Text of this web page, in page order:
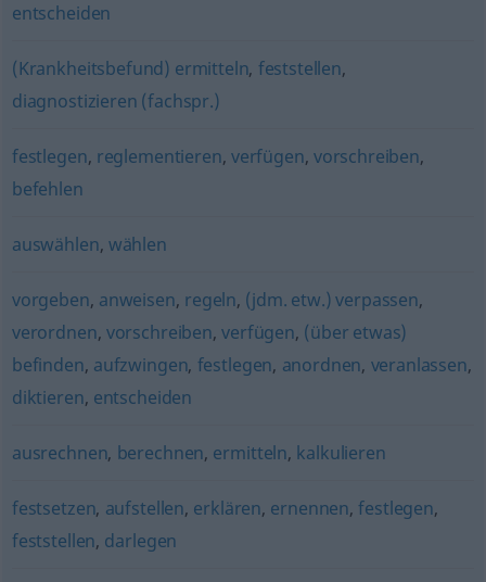
entscheiden
(Krankheitsbefund) ermitteln, feststellen,
diagnostizieren (fachspr.)
festlegen, reglementieren, verfügen, vorschreiben,
befehlen
auswählen, wählen
vorgeben, anweisen, regeln, (jdm. etw.) verpassen,
verordnen, vorschreiben,verfügen, (über etwas)
befinden, aufzwingen, festlegen, anordnen, veranlassen,
diktieren, entscheiden
ausrechnen, berechnen, ermitteln, kalkulieren
festsetzen, aufstellen, erklären, ernennen,festlegen,
feststellen, darlegen